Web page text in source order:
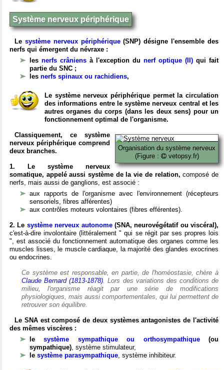
Système nerveux périphérique
Le système nerveux périphérique(SNP) désigne l'ensemble des
nerfs qui émergent du névraxe :
les nerfs crâniens à l'exception du nerf optique (II) qui fait
partie du SNC ;
les nerfs spinaux ou rachidiens,
Le système nerveux périphérique permet la circulation
des informations entre le système nerveux central et les
autres organes du corps (dans les deux sens) pour un
fonctionnement optimal de l'organisme.
Organisation du système nerveux
(Figure :
vetopsy.fr)
Classiquement, ce système
nerveux périphérique comprend
deux branches.
1. Le système nerveux
somatique, appelé aussi système de la vie de relation, composé de
nerfs, mais aussi de ganglions, est associé :
aux rapports de l'organisme avec l'environnement (récepteurs
sensoriels, fibres afférentes)
aux contrôles moteurs volontaires (fibres efférentes).
2. Le système nerveux autonome(SNA, neurovégétatif ou viscéral),
c'est-à-dire involontaire (littéralement " qui se régit par ses propres lois
", est associé du fonctionnement automatique des organes comme les
muscles lisses, le muscle cardiaque, la majorité des glandes exocrines
ou endocrines.
Ce système est responsable, en partie, de l'homéostasie, chère à
Claude Bernard (1813-1878). Lors des variations des conditions de
milieu, l'organisme réagit par une série de modifications
physiologiques, mais aussi comportementales, qui lui permettent de
retrouver son équilibre.
Le SNA est composé de deux systèmes antagonistes de l'activité
des mêmes viscères :
lesystème sympathique ou orthosympathique(ou
sympathique), système stimulateur,
le système parasympathique, système inhibiteur.